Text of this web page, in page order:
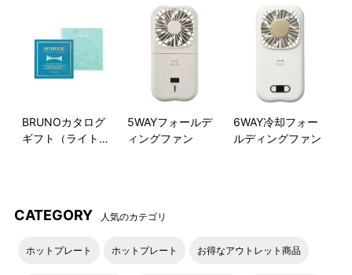
BRUNOカタログ
ギフト（ライトブ
5WAYフォールデ
ィングファン
6WAY冷却フォー
ルディングファン
CATEGORY 人気のカテゴリ
ホットプレート ホットプレート お得なアウトレット商品